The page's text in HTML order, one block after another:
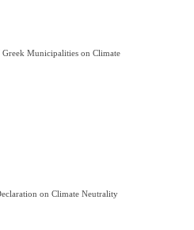
Municipalities on Climate
on Climate Neutrality